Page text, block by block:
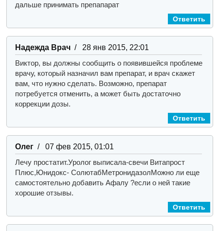
дальше принимать препапарат
Ответить
Надежда Врач/ 28 янв 2015, 22:01
Виктор, вы должны сообщить о появившейся проблеме
врачу, который назначил вам препарат, и врач скажет
вам, что нужно сделать. Возможно, препарат
потребуется отменить, а может быть достаточно
коррекции дозы.
Ответить
Олег/ 07 фев 2015, 01:01
Лечу простатит.Уролог выписала-свечи Витапрост
Плюс,Юнидокс- СолютабМетронидазолМожно ли еще
самостоятельно добавить Афалу ?если о ней такие
хорошие отзывы.
Ответить